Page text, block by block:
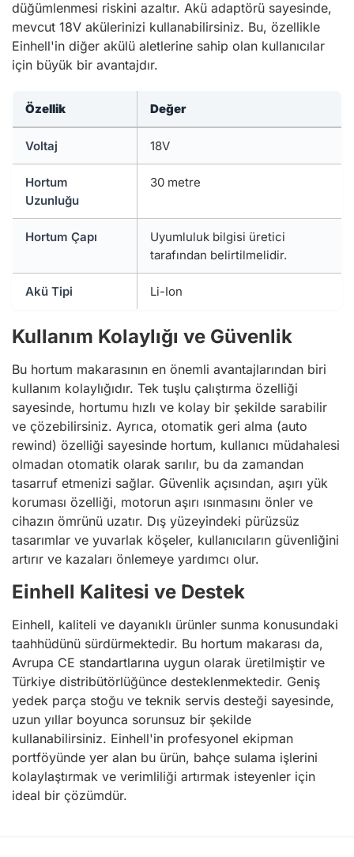
düğümlenmesi riskini azaltır. Akü adaptörü sayesinde,
mevcut 18V akülerinizi kullanabilirsiniz. Bu, özellikle
Einhell'in diğer akülü aletlerine sahip olan kullanıcılar
için büyük bir avantajdır.
Özellik Değer
Voltaj 18V
Hortum
Uzunluğu
30 metre
Hortum Çapı
Uyumluluk bilgisi üretici
tarafından belirtilmelidir.
Akü Tipi Li-Ion
Kullanım Kolaylığı ve Güvenlik
Bu hortum makarasının en önemli avantajlarından biri
kullanım kolaylığıdır. Tek tuşlu çalıştırma özelliği
sayesinde, hortumu hızlı ve kolay bir şekilde sarabilir
ve çözebilirsiniz. Ayrıca, otomatik geri alma (auto
rewind) özelliği sayesinde hortum, kullanıcı müdahalesi
olmadan otomatik olarak sarılır, bu da zamandan
tasarruf etmenizi sağlar. Güvenlik açısından, aşırı yük
koruması özelliği, motorun aşırı ısınmasını önler ve
cihazın ömrünü uzatır. Dış yüzeyindeki pürüzsüz
tasarımlar ve yuvarlak köşeler, kullanıcıların güvenliğini
artırır ve kazaları önlemeye yardımcı olur.
Einhell Kalitesi ve Destek
Einhell, kaliteli ve dayanıklı ürünler sunma konusundaki
taahhüdünü sürdürmektedir. Bu hortum makarası da,
Avrupa CE standartlarına uygun olarak üretilmiştir ve
Türkiye distribütörlüğünce desteklenmektedir. Geniş
yedek parça stoğu ve teknik servis desteği sayesinde,
uzun yıllar boyunca sorunsuz bir şekilde
kullanabilirsiniz. Einhell'in profesyonel ekipman
portföyünde yer alan bu ürün, bahçe sulama işlerini
kolaylaştırmak ve verimliliği artırmak isteyenler için
ideal bir çözümdür.